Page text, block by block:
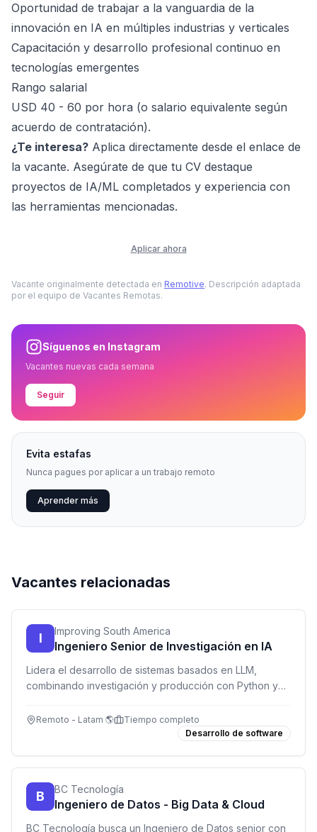
Oportunidad de trabajar a la vanguardia de la
innovación en IA en múltiples industrias y verticales
Capacitación y desarrollo profesional continuo en
tecnologías emergentes
Rango salarial
USD 40 - 60 por hora (o salario equivalente según
acuerdo de contratación).
¿Te interesa? Aplica directamente desde el enlace de
la vacante. Asegúrate de que tu CV destaque
proyectos de IA/ML completados y experiencia con
las herramientas mencionadas.
Aplicar ahora
Vacante originalmente detectada en Remotive. Descripción adaptada
por el equipo de Vacantes Remotas.
Síguenos en Instagram
Vacantes nuevas cada semana
Seguir
Evita estafas
Nunca pagues por aplicar a un trabajo remoto
Aprender más
Vacantes relacionadas
I Improving South America
Ingeniero Senior de Investigación en IA
Lidera el desarrollo de sistemas basados en LLM,
combinando investigación y producción con Python y
Remoto - Latam 🌎
Tiempo completo
Desarrollo de software
B BC Tecnología
Ingeniero de Datos - Big Data & Cloud
BC Tecnología busca un Ingeniero de Datos senior con